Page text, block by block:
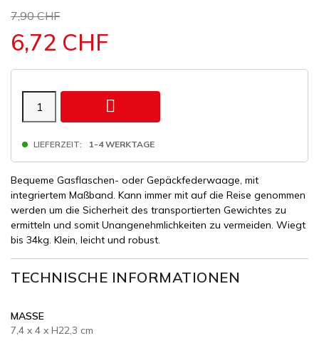
7,90 CHF
6,72 CHF

LIEFERZEIT: 1-4 WERKTAGE
Bequeme Gasflaschen- oder Gepäckfederwaage, mit
integriertem Maßband. Kann immer mit auf die Reise genommen
werden um die Sicherheit des transportierten Gewichtes zu
ermitteln und somit Unangenehmlichkeiten zu vermeiden. Wiegt
bis 34kg. Klein, leicht und robust.
TECHNISCHE INFORMATIONEN
MASSE
7,4 x 4 x H22,3 cm